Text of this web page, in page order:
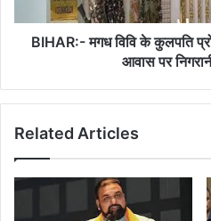
के
कार्यालय
की
BIHAR:- मगध विवि के कुलपति
आवास पर
Related Articles